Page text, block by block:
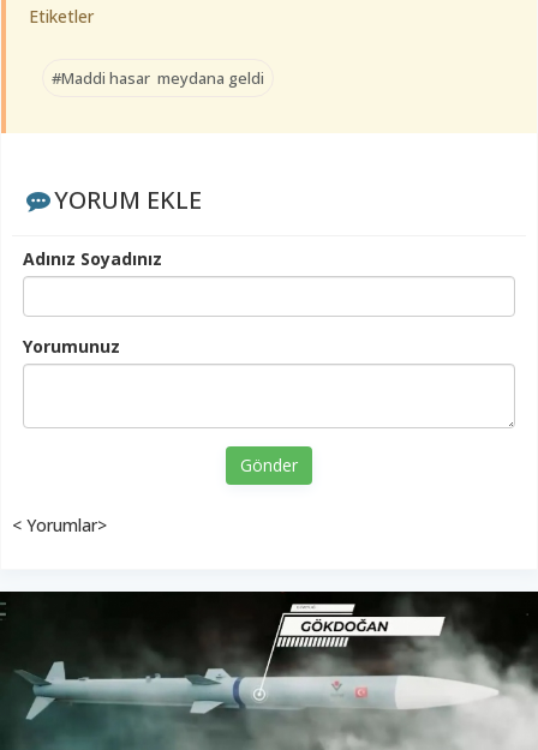
Etiketler
#Maddi hasar meydana geldi
YORUM EKLE
Adınız Soyadınız
Yorumunuz
Gönder
< Yorumlar>